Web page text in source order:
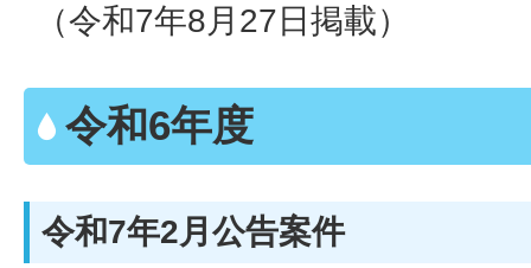
（令和7年8月27日掲載）
令和6年度
令和7年2月公告案件